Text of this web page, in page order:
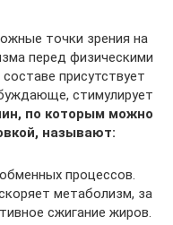
точки зрения на
перед физическими
присутствует
стимулирует
по которым можно
называют:
процессов.
метаболизм, за
сжигание жиров.